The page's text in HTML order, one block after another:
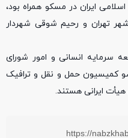
ایران در مسکو همراه بود،
تهران و رحیم شوقی شهردار
سرمایه انسانی و امور شورای
کمیسیون حمل و نقل و ترافیک
ایرانی هستند.
https://